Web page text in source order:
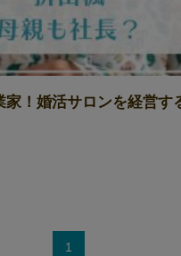
家！婚活サロンを経営す
1